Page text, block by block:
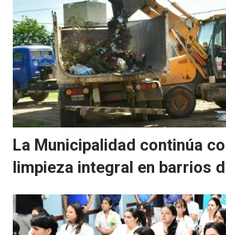
La Municipalidad continúa
limpieza integral en barrios